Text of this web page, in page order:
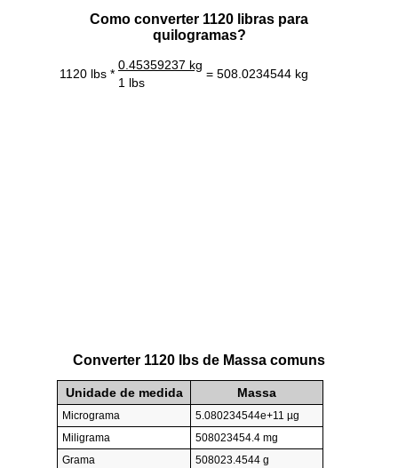
Como converter 1120 libras para
quilogramas?
1120 lbs *
0.45359237 kg
= 508.0234544 kg
1 lbs
Converter 1120 lbs de Massa comuns
Unidade de medida Massa
Micrograma
5.080234544e+11 µg
Miligrama
508023454.4 mg
Grama
508023.4544 g